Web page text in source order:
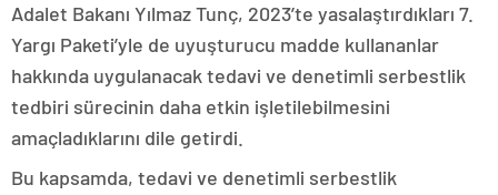
Adalet Bakanı Yılmaz Tunç, 2023’te yasalaştırdıkları 7.
Yargı Paketi’yle de uyuşturucu madde kullananlar
hakkında uygulanacak tedavi ve denetimli serbestlik
tedbiri sürecinin daha etkin işletilebilmesini
amaçladıklarını dile getirdi.
Bu kapsamda, tedavi ve denetimli serbestlik